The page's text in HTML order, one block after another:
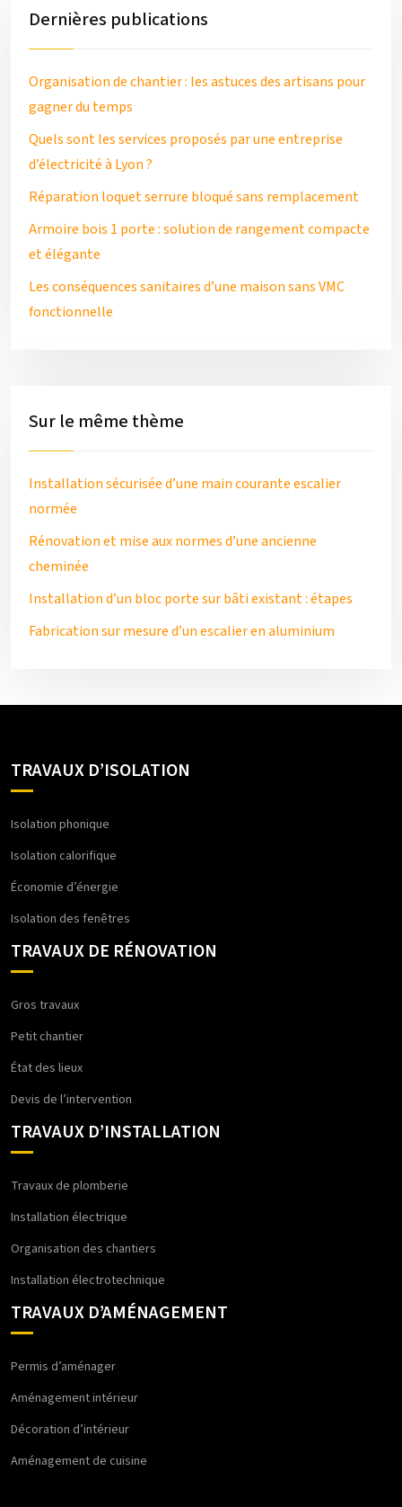
Dernières publications
Organisation de chantier : les astuces des artisans pour
gagner du temps
Quels sont les services proposés par une entreprise
d’électricité à Lyon ?
Réparation loquet serrure bloqué sans remplacement
Armoire bois 1 porte : solution de rangement compacte
et élégante
Les conséquences sanitaires d’une maison sans VMC
fonctionnelle
Sur le même thème
Installation sécurisée d’une main courante escalier
normée
Rénovation et mise aux normes d’une ancienne
cheminée
Installation d’un bloc porte sur bâti existant : étapes
Fabrication sur mesure d’un escalier en aluminium
TRAVAUX D’ISOLATION
Isolation phonique
Isolation calorifique
Économie d’énergie
Isolation des fenêtres
TRAVAUX DE RÉNOVATION
Gros travaux
Petit chantier
État des lieux
Devis de l’intervention
TRAVAUX D’INSTALLATION
Travaux de plomberie
Installation électrique
Organisation des chantiers
Installation électrotechnique
TRAVAUX D’AMÉNAGEMENT
Permis d’aménager
Aménagement intérieur
Décoration d’intérieur
Aménagement de cuisine